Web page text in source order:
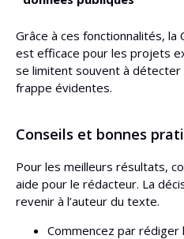
Grâce à ces fonctionnalités,
est efficace pour les projets
se limitent souvent à
frappe évidentes.
Conseils et bonnes
Pour les meilleurs résultats,
aide pour le rédacteur. La
revenir à l’auteur du texte.
Commencez par